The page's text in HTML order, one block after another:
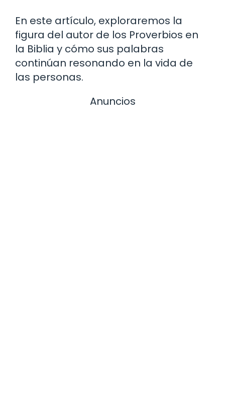
En este artículo, exploraremos la
figura del autor de los Proverbios en
la Biblia y cómo sus palabras
continúan resonando en la vida de
las personas.
Anuncios